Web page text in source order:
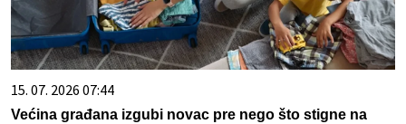
15. 07. 2026 07:44
Većina građana izgubi novac pre nego što stigne na